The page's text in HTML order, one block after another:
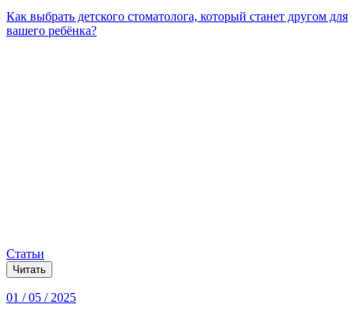
Как выбрать детского стоматолога, который станет другом для
вашего ребёнка?
Статьи
Читать
01 / 05 / 2025